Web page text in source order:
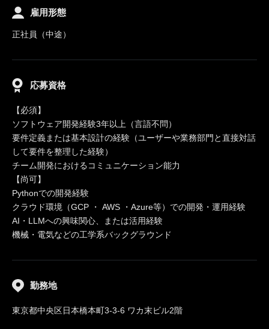
雇用形態
正社員（中途）
応募資格
【必須】
ソフトウェア開発経験3年以上（言語不問）
要件定義または基本設計の経験（ユーザーや業務部門と直接対話
して要件を整理した経験）
チーム開発におけるコミュニケーション能力
【尚可】
Pythonでの開発経験
クラウド環境（GCP ・ AWS ・Azure等）での開発・運用経験
AI・LLMへの興味関心、または活用経験
機械・電気などの工学系バックグラウンド
勤務地
東京都中央区日本橋本町3-3-6 ワカ末ビル2階